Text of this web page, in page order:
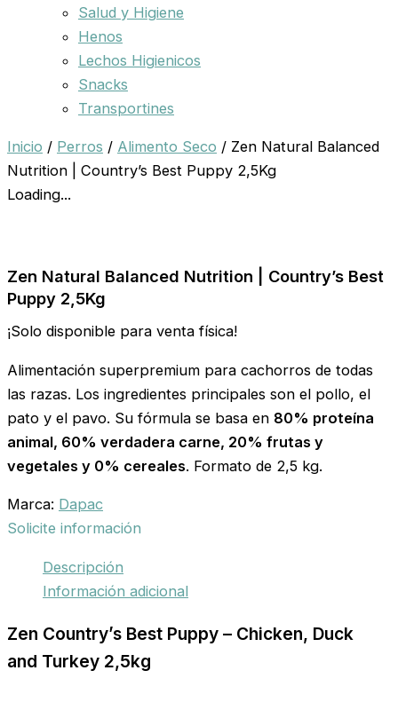
Salud y Higiene
Henos
Lechos Higienicos
Snacks
Transportines
Inicio / Perros / Alimento Seco / Zen Natural Balanced
Nutrition | Country’s Best Puppy 2,5Kg
Loading...
Zen Natural Balanced Nutrition | Country’s Best
Puppy 2,5Kg
¡Solo disponible para venta física!
Alimentación superpremium para cachorros de todas
las razas. Los ingredientes principales son el pollo, el
pato y el pavo. Su fórmula se basa en 80% proteína
animal, 60% verdadera carne, 20% frutas y
vegetales y 0% cereales. Formato de 2,5 kg.
Marca: Dapac
Solicite información
Descripción
Información adicional
Zen Country’s Best Puppy – Chicken, Duck
and Turkey 2,5kg